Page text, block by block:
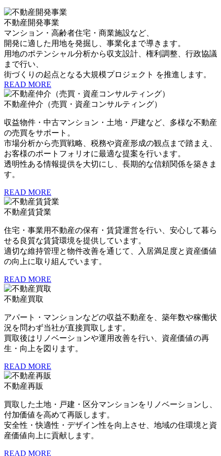
不動産開発事業
マンション・高齢者住宅・商業施設など、
開発に適した用地を発掘し、事業化まで導きます。
用地のポテンシャル分析から収支設計、権利調整、行政協議
まで行い、
街づくりの起点となる大規模プロジェクト を推進します。
READ MORE
不動産仲介（売買・資産コンサルティング）
収益物件・中古マンション・土地・戸建など、多様な不動産
の売買をサポート。
市場分析から売買戦略、税務や資産形成の観点まで踏まえ、
お客様のポートフォリオに最適な提案を行います。
透明性ある情報提供を大切にし、長期的な信頼関係を築きま
す。
READ MORE
不動産賃貸業
住宅・事業用不動産の保有・賃貸運営を行い、安心して暮ら
せる良質な賃貸環境を提供しています。
適切な維持管理と物件改善を通じて、入居満足度と資産価値
の向上に取り組んでいます。
READ MORE
不動産買取
アパート・マンションなどの収益不動産を、築年数や稼働状
況を問わず当社が直接買取します。
買取後はリノベーションや運用改善を行い、資産価値の再
生・向上を図ります。
READ MORE
不動産再販
買取した土地・戸建・区分マンションをリノベーションし、
付加価値を高めて再販します。
安全性・快適性・デザイン性を向上させ、地域の住環境と資
産価値向上に貢献します。
READ MORE